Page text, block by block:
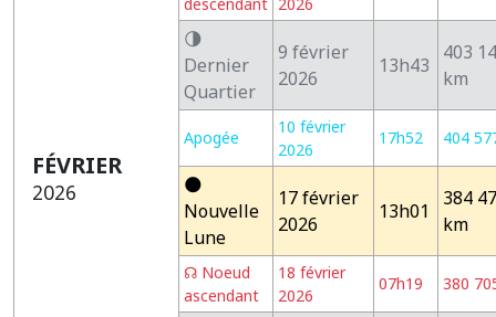
FÉVRIER
2026
🌗
Dernier
Quartier
9 février
2026
13h43
403
km
Apogée
10 février
2026
17h52 404
🌑
Nouvelle
Lune
17 février
2026
13h01
384
km
☊ Noeud
ascendant
18 février
2026
07h19 380